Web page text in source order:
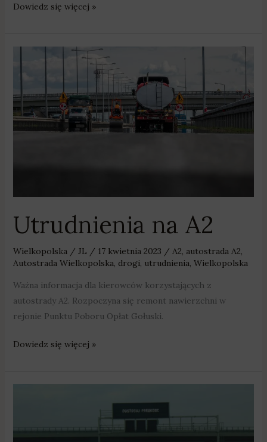
Dowiedz się więcej »
Utrudnienia na A2
Wielkopolska / JL / 17 kwietnia 2023 / A2 autostrada A2
Autostrada Wielkopolska drogi utrudnienia Wielkopolska
Ważna informacja dla kierowców korzystających z
autostrady A2. Rozpoczyna się remont nawierzchni w
rejonie Punktu Poboru Opłat Gołuski.
Dowiedz się więcej »